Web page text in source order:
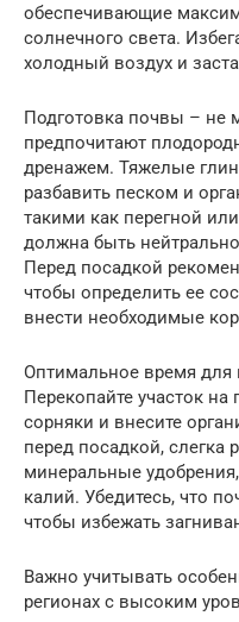
обеспечивающие
солнечного света.
холодный воздух и
Подготовка почвы – не
предпочитают
дренажем. Тяжелые
разбавить песком и
такими как перегной
должна быть
Перед посадкой
чтобы определить ее
внести необходимые
Оптимальное время для
Перекопайте участок на
сорняки и внесите
перед посадкой, слегка
минеральные
калий. Убедитесь, что
чтобы избежать
Важно учитывать
регионах с высоким